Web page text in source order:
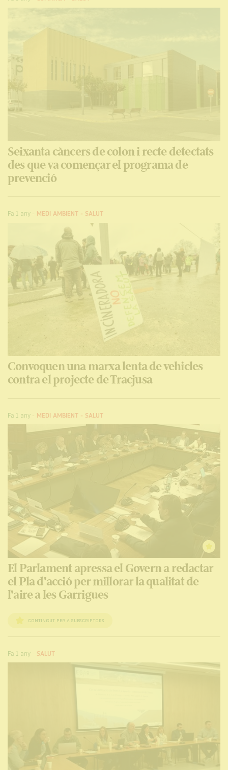
Seixanta càncers de colon i recte detectats
des que va començar el programa de
prevenció
Fa 1 any- MEDI AMBIENT - SALUT
Convoquen una marxa lenta de vehicles
contra el projecte de Tracjusa
Fa 1 any- MEDI AMBIENT - SALUT
El Parlament apressa el Govern a redactar
el Pla d'acció per millorar la qualitat de
l'aire a les Garrigues
CONTINGUT PER A SUBSCRIPTORS
Fa 1 any- SALUT